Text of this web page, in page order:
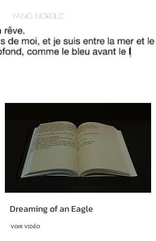
Yang. NORBLC
Dreaming of an Eagle
VOIR VIDÉO